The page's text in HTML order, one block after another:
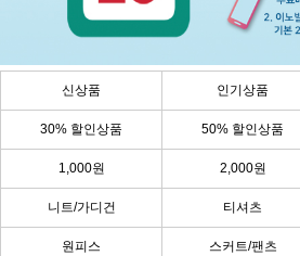
신상품 인기상품
30% 할인상품 50% 할인상품
1,000원 2,000원
니트/가디건 티셔츠
원피스 스커트/팬츠